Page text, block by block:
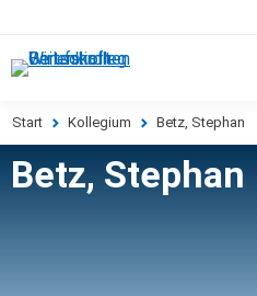
Sie befinden sich hier:
Start Kollegium Betz, Stephan
Betz, Stephan